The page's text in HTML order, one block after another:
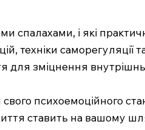
спалахами, і які
техніки саморегуляції
для зміцнення
психоемоційного
ставить на вашому